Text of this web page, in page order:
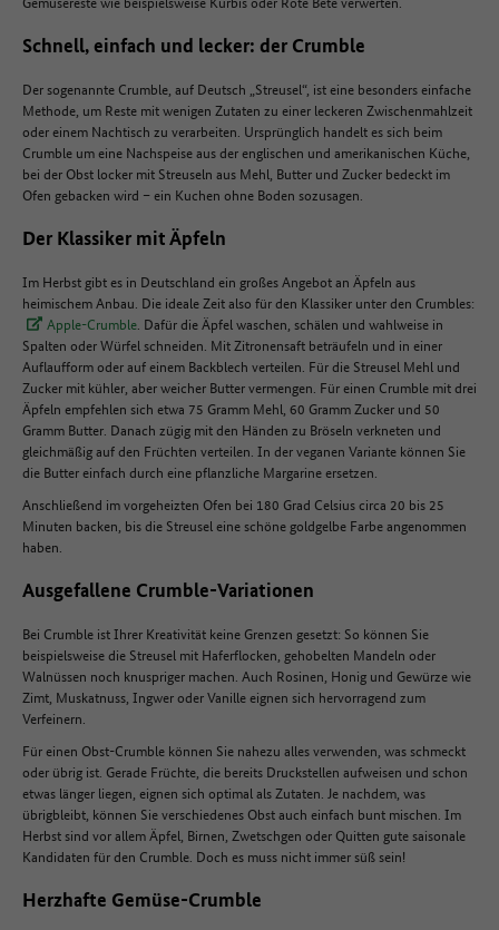
Schnell, einfach und lecker: der Crumble
Der sogenannte Crumble, auf Deutsch „Streusel“, ist eine besonders einfache
Methode, um Reste mit wenigen Zutaten zu einer leckeren Zwischenmahlzeit
oder einem Nachtisch zu verarbeiten. Ursprünglich handelt es sich beim
Crumble um eine Nachspeise aus der englischen und amerikanischen Küche,
bei der Obst locker mit Streuseln aus Mehl, Butter und Zucker bedeckt im
Ofen gebacken wird – ein Kuchen ohne Boden sozusagen.
Der Klassiker mit Äpfeln
Im Herbst gibt es in Deutschland ein großes Angebot an Äpfeln aus
heimischem Anbau. Die ideale Zeit also für den Klassiker unter den Crumbles:
Apple-Crumble. Dafür die Äpfel waschen, schälen und wahlweise in
Spalten oder Würfel schneiden. Mit Zitronensaft beträufeln und in einer
Auflaufform oder auf einem Backblech verteilen. Für die Streusel Mehl und
Zucker mit kühler, aber weicher Butter vermengen. Für einen Crumble mit drei
Äpfeln empfehlen sich etwa 75 Gramm Mehl, 60 Gramm Zucker und 50
Gramm Butter. Danach zügig mit den Händen zu Bröseln verkneten und
gleichmäßig auf den Früchten verteilen. In der veganen Variante können Sie
die Butter einfach durch eine pflanzliche Margarine ersetzen.
Anschließend im vorgeheizten Ofen bei 180 Grad Celsius circa 20 bis 25
Minuten backen, bis die Streusel eine schöne goldgelbe Farbe angenommen
haben.
Ausgefallene Crumble-Variationen
Bei Crumble ist Ihrer Kreativität keine Grenzen gesetzt: So können Sie
beispielsweise die Streusel mit Haferflocken, gehobelten Mandeln oder
Walnüssen noch knuspriger machen. Auch Rosinen, Honig und Gewürze wie
Zimt, Muskatnuss, Ingwer oder Vanille eignen sich hervorragend zum
Verfeinern.
Für einen Obst-Crumble können Sie nahezu alles verwenden, was schmeckt
oder übrig ist. Gerade Früchte, die bereits Druckstellen aufweisen und schon
etwas länger liegen, eignen sich optimal als Zutaten. Je nachdem, was
übrigbleibt, können Sie verschiedenes Obst auch einfach bunt mischen. Im
Herbst sind vor allem Äpfel, Birnen, Zwetschgen oder Quitten gute saisonale
Kandidaten für den Crumble. Doch es muss nicht immer süß sein!
Herzhafte Gemüse-Crumble